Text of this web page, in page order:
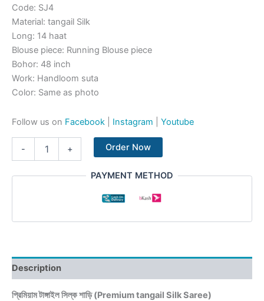
Code: SJ4
Material: tangail Silk
Long: 14 haat
Blouse piece: Running Blouse piece
Bohor: 48 inch
Work: Handloom suta
Color: Same as photo
Follow us on Facebook Instagram Youtube
- + Order Now
PAYMENT METHOD
Description
প্রিমিয়াম টাঙ্গাইল সিল্ক শাড়ি (Premium tangail Silk Saree)